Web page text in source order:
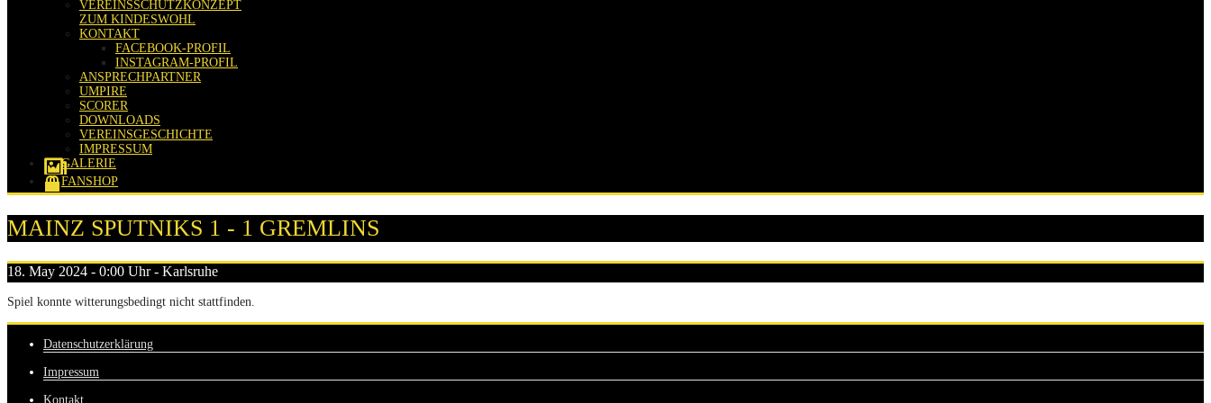
VEREINSSCHUTZKONZEPT
ZUM KINDESWOHL
KONTAKT
FACEBOOK-PROFIL
INSTAGRAM-PROFIL
ANSPRECHPARTNER
UMPIRE
SCORER
DOWNLOADS
VEREINSGESCHICHTE
IMPRESSUM
GALERIE
FANSHOP
MAINZ SPUTNIKS 1 - 1 GREMLINS
18. May 2024 - 0:00 Uhr - Karlsruhe
Spiel konnte witterungsbedingt nicht stattfinden.
Datenschutzerklärung
Impressum
Kontakt